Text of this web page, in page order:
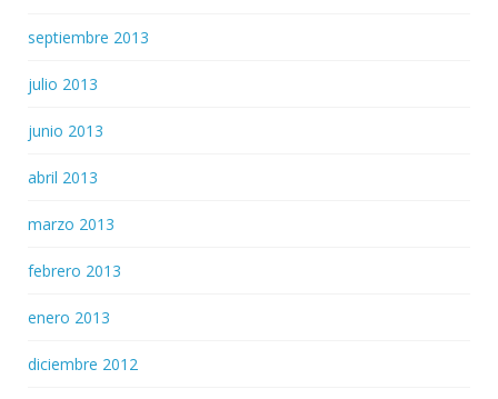
septiembre 2013
julio 2013
junio 2013
abril 2013
marzo 2013
febrero 2013
enero 2013
diciembre 2012